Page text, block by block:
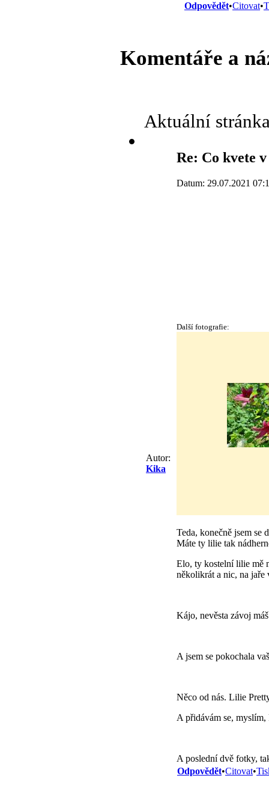
Odpovědět•Citovat•
Komentáře a
Aktuální
Autor:
Kika
Re: Co kvete
Datum: 29.07.2021
Další fotografie:
Teda, konečně jsem
Máte ty lilie tak
Elo, ty kostelní lilie mě
několikrát a nic, na jaře
Kájo, nevěsta závoj
A jsem se pokochala
Něco od nás. Lilie
A přidávám se,
A poslední dvě fotky,
Odpovědět•Citovat•